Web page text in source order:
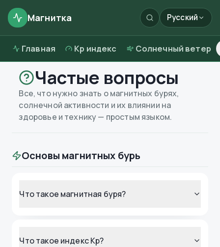
Магнитка Русский
Главная Kp индекс Солнечный ветер
Частые вопросы
Все, что нужно знать о магнитных бурях,
солнечной активности и их влиянии на
здоровье и технику — простым языком.
Основы магнитных бурь
Что такое магнитная буря?
Что такое индекс Kp?